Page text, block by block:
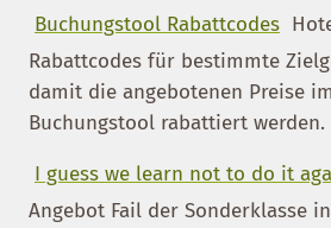
Buchungstool Rabattcodes
Rabattcodes für bestimmte
damit die angebotenen Preise
Buchungstool rabattiert werden.
I guess we learn not to do it
Angebot Fail der Sonderklasse